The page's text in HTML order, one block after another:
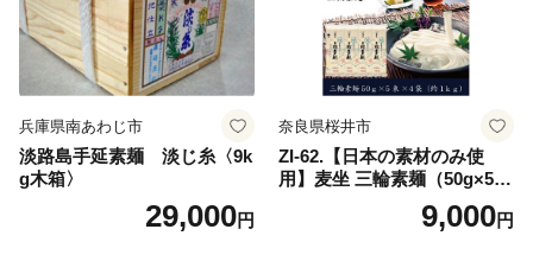
兵庫県南あわじ市
淡路島手延素麺 淡じ糸〈9k
g木箱〉
29,000円
奈良県桜井市
ZI-62.【日本の素材のみ使
用】麦坐 三輪素麺（50g×5束
9,000円